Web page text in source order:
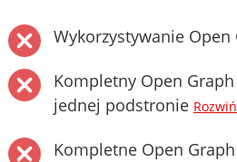
Wykorzystywanie Open
Kompletny Open
jednej podstronie Rozwiń
Kompletne Open